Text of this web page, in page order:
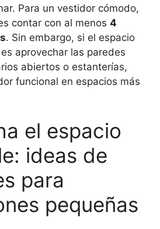
Para un vestidor cómodo,
contar con al menos 4
. Sin embargo, si el espacio
aprovechar las paredes
abiertos o estanterías,
funcional en espacios más
el espacio
ideas de
para
pequeñas